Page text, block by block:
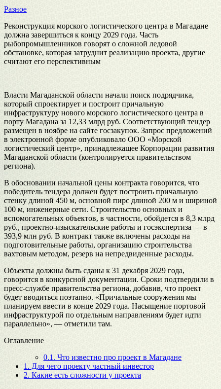
Разное
Реконструкция морского логистического центра в Магадане
должна завершиться к концу 2029 года. Часть
рыбопромышленников говорят о сложной ледовой
обстановке, которая затруднит реализацию проекта, другие
считают его перспективным
Власти Магаданской области начали поиск подрядчика,
который спроектирует и построит причальную
инфраструктуру нового морского логистического центра в
порту Магадана за 12,33 млрд руб. Соответствующий тендер
размещен в ноябре на сайте госзакупок. Запрос предложений
в электронной форме опубликовало ООО «Морской
логистический центр», принадлежащее Корпорации развития
Магаданской области (контролируется правительством
региона).
В обосновании начальной цены контракта говорится, что
победитель тендера должен будет построить причальную
стенку длиной 450 м, основной пирс длиной 200 м и шириной
100 м, инженерные сети. Строительство основных и
вспомогательных объектов, в частности, обойдется в 8,3 млрд
руб., проектно-изыскательские работы и госэкспертиза — в
393,9 млн руб. В контракт также включены расходы на
подготовительные работы, организацию строительства
вахтовым методом, резерв на непредвиденные расходы.
Объекты должны быть сданы к 31 декабря 2029 года,
говорится в конкурсной документации. Сроки подтвердили в
пресс-службе правительства региона, добавив, что проект
будет вводиться поэтапно. «Причальные сооружения мы
планируем ввести в конце 2029 года. Насыщение портовой
инфраструктурой по отдельным направлениям будет идти
параллельно», — отметили там.
Оглавление
0.1. Что известно про проект в Магадане
1. Для чего проекту частный инвестор
2. Какие есть сложности у проекта